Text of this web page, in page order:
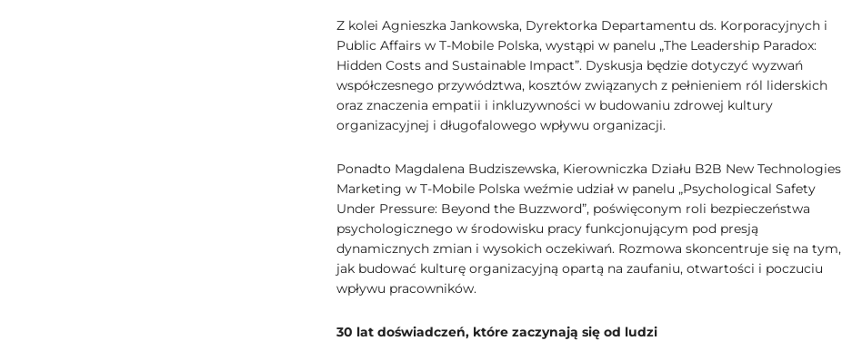
Z kolei Agnieszka Jankowska, Dyrektorka Departamentu ds. Korporacyjnych i
Public Affairs w T-Mobile Polska, wystąpi w panelu „The Leadership Paradox:
Hidden Costs and Sustainable Impact”. Dyskusja będzie dotyczyć wyzwań
współczesnego przywództwa, kosztów związanych z pełnieniem ról liderskich
oraz znaczenia empatii i inkluzywności w budowaniu zdrowej kultury
organizacyjnej i długofalowego wpływu organizacji.
Ponadto Magdalena Budziszewska, Kierowniczka Działu B2B New Technologies
Marketing w T-Mobile Polska weźmie udział w panelu „Psychological Safety
Under Pressure: Beyond the Buzzword”, poświęconym roli bezpieczeństwa
psychologicznego w środowisku pracy funkcjonującym pod presją
dynamicznych zmian i wysokich oczekiwań. Rozmowa skoncentruje się na tym,
jak budować kulturę organizacyjną opartą na zaufaniu, otwartości i poczuciu
wpływu pracowników.
30 lat doświadczeń, które zaczynają się od ludzi